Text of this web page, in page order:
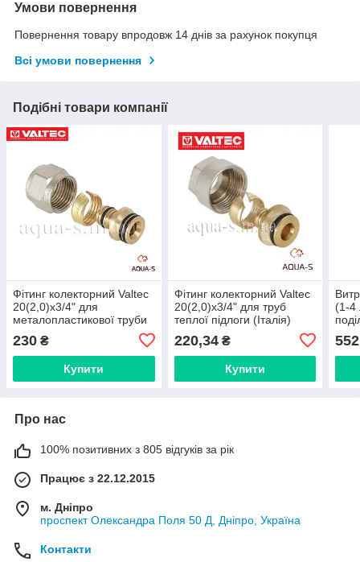
Умови повернення
Повернення товару впродовж 14 днів за рахунок покупця
Всі умови повернення
Подібні товари компанії
Фітинг колекторний Valtec
20(2,0)x3/4" для
металопластикової труби
230 ₴
Купити
Фітинг колекторний Valtec
20(2,0)x3/4" для труб
теплої підлоги (Італія)
220,34₴
Купити
(1-4
552
Про нас
100% позитивних з 805 відгуків за рік
Працює з 22.12.2015
м. Дніпро
проспект Олександра Поля 50 Д, Дніпро, Україна
Контакти